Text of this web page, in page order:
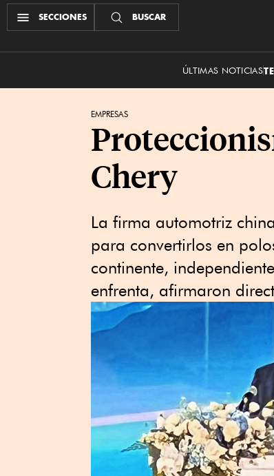
SECCIONES BUSCAR
ÚLTIMAS NOTICIAS
EMPRESAS
Chery
La firma automotriz
para convertirlos en
continente,
enfrenta, afirmaron